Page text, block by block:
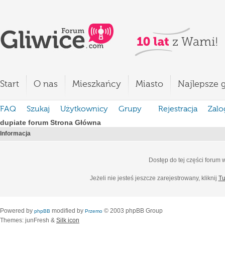
Start O nas Mieszkańcy Miasto Najlepsze
FAQ Szukaj Użytkownicy Grupy Rejestracja
dupiate forum Strona Główna
Informacja
Dostęp do tej części forum
Jeżeli nie jesteś jeszcze zarejestrowany, kliknij
Powered by phpBB modified by Przemo © 2003 phpBB Group
Themes: junFresh & Silk icon